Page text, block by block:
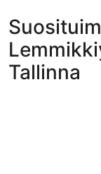
hinnat
täksi
illaksi
eli
8.8.
Tallinna